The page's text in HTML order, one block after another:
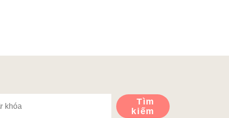
Tìm
kiếm